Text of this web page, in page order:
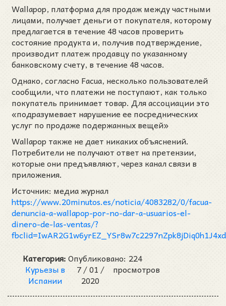
Wallapop, платформа для продаж между частными
лицами, получает деньги от покупателя, которому
предлагается в течение 48 часов проверить
состояние продукта и, получив подтверждение,
производит платеж продавцу по указанному
банковскому счету, в течение 48 часов.
Однако, согласно Facua, несколько пользователей
сообщили, что платежи не поступают, как только
покупатель принимает товар. Для ассоциации это
«подразумевает нарушение ее посреднических
услуг по продаже подержанных вещей»
Wallapop также не дает никаких объяснений.
Потребители не получают ответ на претензии,
которые они предъявляют, через канал связи в
приложения.
Источник: медиа журнал
https://www.20minutos.es/noticia/4083282/0/facua-
denuncia-a-wallapop-por-no-dar-a-usuarios-el-
dinero-de-las-ventas/?
Категория:
Курьезы в
Испании
Опубликовано:
7 /01 /
2020
224
просмотров